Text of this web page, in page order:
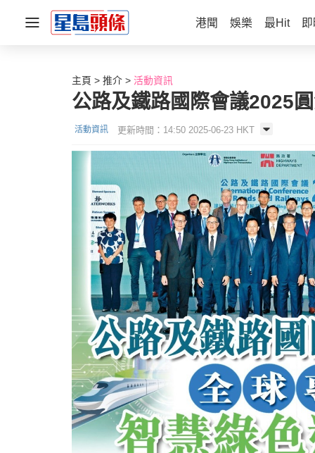
港聞 娛樂 最Hit
主頁 推介 活動資訊
公路及鐵路國際會議2025
活動資訊 更新時間：14:50 2025-06-23 HKT